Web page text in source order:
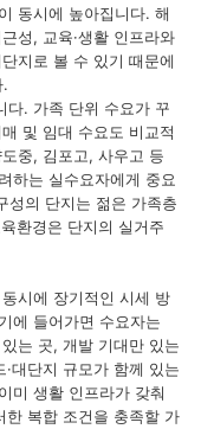
동시에 높아집니다. 해
성, 교육·생활 인프라와
지로 볼 수 있기 때문에
.
다. 가족 단위 수요가 꾸
및 임대 수요도 비교적
중, 김포고, 사우고 등
하는 실수요자에게 중요
성의 단지는 젊은 가족층
환경은 단지의 실거주
시에 장기적인 시세 방
에 들어가면 수요자는
는 곳, 개발 기대만 있는
·대단지 규모가 함께 있는
미 생활 인프라가 갖춰
한 복합 조건을 충족할 가